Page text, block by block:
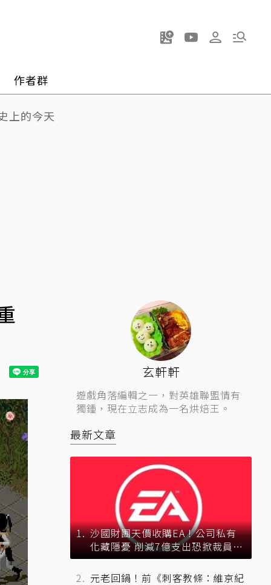
作者群
上的今天
玄軒軒
遊戲角落編輯之一，對英雄聯盟情有
獨鍾，現在立志成為一名烘焙王。
最新文章
沙國財團天價收購EA！公司私有
化藏隱憂 削減7億支出恐掀裁員風
暴？
元老回鍋！前《刺客教條：維京紀